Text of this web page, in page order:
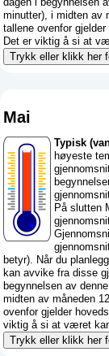
minutter), i midten av
tallene ovenfor
Det er viktig å si at
Trykk eller klikk her
Mai
Typisk
høyeste
På slutten
betyr). Når du
kan avvike fra disse
begynnelsen av
midten av måneden
ovenfor gjelder
viktig å si at været
Trykk eller klikk her